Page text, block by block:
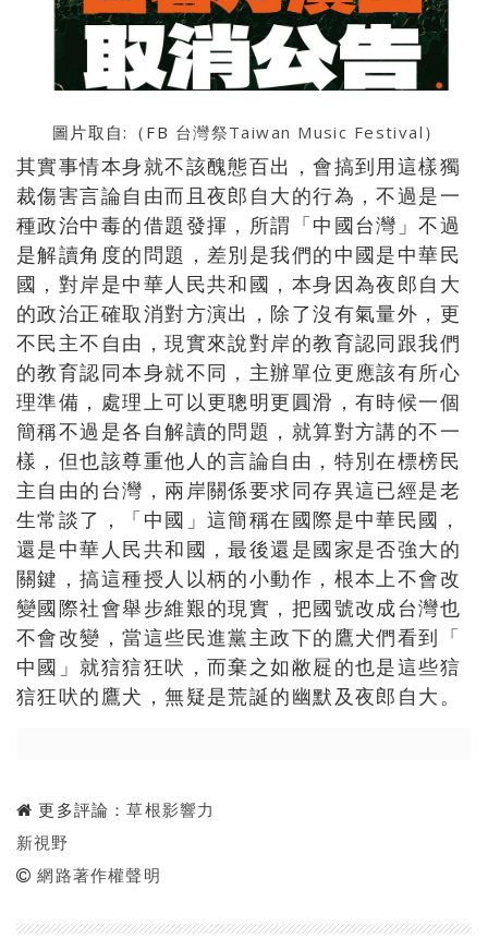
圖片取自:（FB 台灣祭Taiwan Music Festival ）
其實事情本身就不該醜態百出，會搞到用這樣獨
裁傷害言論自由而且夜郎自大的行為，不過是一
種政治中毒的借題發揮，所謂「中國台灣」不過
是解讀角度的問題，差別是我們的中國是中華民
國， 對岸是中華人民共和國， 本身因為夜郎自大
的政治正確取消對方演出，除了沒有氣量外， 更
不民主不自由，現實來說對岸的教育認同跟我們
的教育認同本身就不同， 主辦單位更應該有所心
理準備，處理上可以更聰明更圓滑，有時候一個
簡稱不過是各自解讀的問題，就算對方講的不一
樣， 但也該尊重他人的言論自由，特別在標榜民
主自由的台灣， 兩岸關係要求同存異這已經是老
生常談了，「中國」 這簡稱在國際是中華民國，
還是中華人民共和國，最後還是國家是否強大的
關鍵，搞這種授人以柄的小動作， 根本上不會改
變國際社會舉步維艱的現實， 把國號改成台灣也
不會改變，當這些民進黨主政下的鷹犬們看到「
中國」就狺狺狂吠，而棄之如敝屣的也是這些狺
狺狂吠的鷹犬，無疑是荒誕的幽默及夜郎自大。
更多評論：草根影響力
新視野
網路著作權聲明